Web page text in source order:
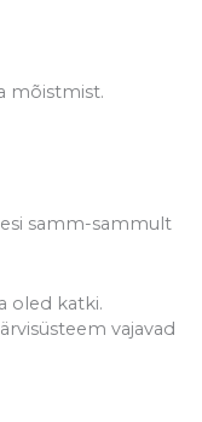
mõistmist.
samm-sammult
oled katki.
vajavad